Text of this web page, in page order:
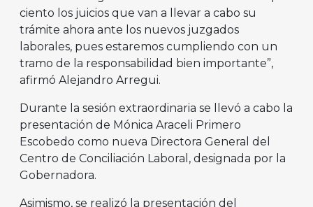
ciento los juicios que van a llevar a cabo su
trámite ahora ante los nuevos juzgados
laborales, pues estaremos cumpliendo con un
tramo de la responsabilidad bien importante”,
afirmó Alejandro Arregui.
Durante la sesión extraordinaria se llevó a cabo la
presentación de Mónica Araceli Primero
Escobedo como nueva Directora General del
Centro de Conciliación Laboral, designada por la
Gobernadora.
Asimismo, se realizó la presentación del